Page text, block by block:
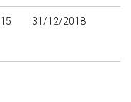
31/12/2018